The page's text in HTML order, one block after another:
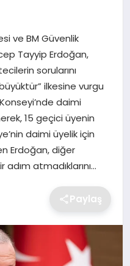
ve BM Güvenlik
Tayyip Erdoğan,
sorularını
ilkesine vurgu
daimi
15 geçici üyenin
daimi üyelik için
Erdoğan, diğer
atmadıklarını…
Paylaş